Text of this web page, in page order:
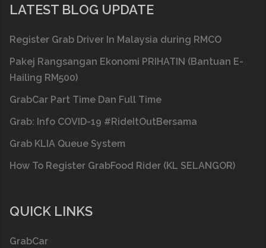
LATEST BLOG UPDATE
Register Grab Driver In Malaysia during RMCO
Pakej Rangsangan Ekonomi PRIHATIN (Bantuan E-
Hailing RM500)
GrabCar Part Time Dan Full Time
Grab: Info COVID-19 #RideItOutBersama
Grab KLIA Queue System
How To Register GrabFood Rider (KL SELANGOR)
QUICK LINKS
GrabCar